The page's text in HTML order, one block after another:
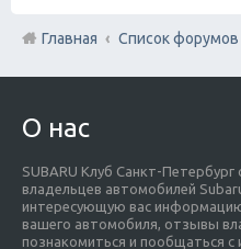
Главная Список форумов
О нас
SUBARU Клуб Санкт-
владельцев автомобилей
интересующую вас
вашего автомобиля, отзывы
познакомиться и пообщаться